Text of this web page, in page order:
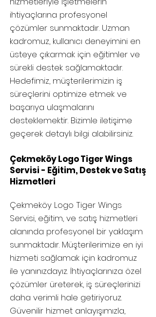
ihtiyaçlarına profesyonel
çözümler sunmaktadır. Uzman
kadromuz, kullanıcı deneyimini en
üsteye çıkarmak için eğitimler ve
sürekli destek sağlamaktadır.
Hedefimiz, müşterilerimizin iş
süreçlerini optimize etmek ve
başarıya ulaşmalarını
desteklemektir. Bizimle iletişime
geçerek detaylı bilgi alabilirsiniz.
Çekmeköy Logo Tiger Wings
Servisi - Eğitim, Destek ve Satış
Hizmetleri
Çekmeköy Logo Tiger Wings
Servisi, eğitim, ve satış hizmetleri
alanında profesyonel bir yaklaşım
sunmaktadır. Müşterilerimize en iyi
hizmeti sağlamak için kadromuz
ile yanınızdayız. İhtiyaçlarınıza özel
çözümler üreterek, iş süreçlerinizi
daha verimli hale getiriyoruz.
Güvenilir hizmet anlayışımızla,